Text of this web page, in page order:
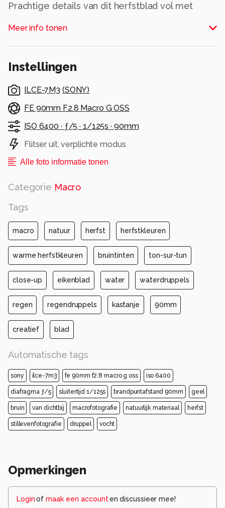
Prachtige details van dit herfstblad vol met
in regen fotograferen).. mooi ook in de warme
herfsttinten en als kleine toevoeging de
keer wat anders doen...
Alle rechten voorbehouden
Meer info tonen
Instellingen
ILCE-7M3 (SONY)
FE 90mm F2.8 Macro G OSS
ISO 6400 · ƒ/5 · 1/125s · 90mm
Flitser uit, verplichte modus
Alle foto informatie tonen
Categorie Macro
Tags
macro natuur herfst herfstkleuren
warme herfstkleuren bruintinten ton-sur-tun
close-up eikenblad water waterdruppels
regen regendruppels kastanje 90mm
creatief blad
Automatische tags
sony ilce-7m3 fe 90mm f2.8 macro g oss iso 6400
diafragma ƒ/5 sluitertijd 1/125s brandpuntafstand 90mm geel
bruin van dichtbij macrofotografie natuurlijk materiaal herfst
stillevenfotografie druppel vocht
Opmerkingen
Loginof maak een account en discussieer mee!